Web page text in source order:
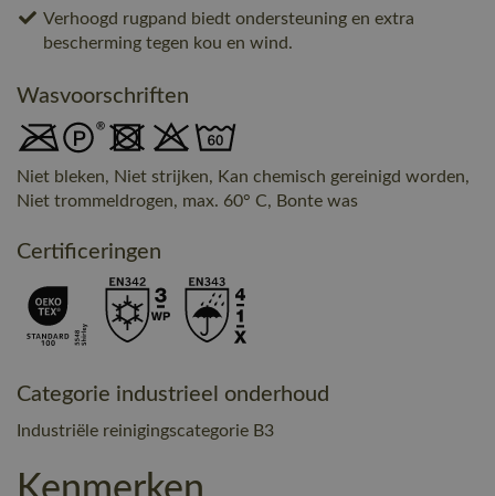
Verhoogd rugpand biedt ondersteuning en extra
bescherming tegen kou en wind.
Wasvoorschriften
Niet bleken, Niet strijken, Kan chemisch gereinigd worden,
Niet trommeldrogen, max. 60° C, Bonte was
Certificeringen
Categorie industrieel onderhoud
Industriële reinigingscategorie B3